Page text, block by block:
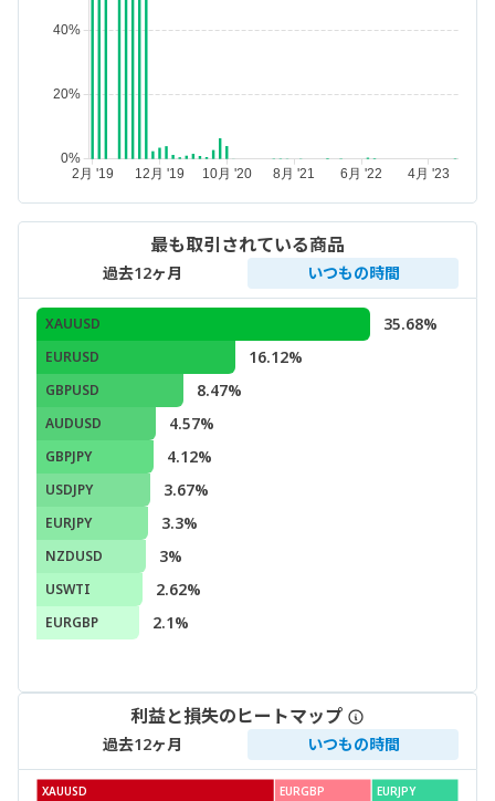
最も取引されている商品
過去12ヶ月 いつもの時間
XAUUSD 35.68%
EURUSD 16.12%
GBPUSD 8.47%
AUDUSD 4.57%
GBPJPY 4.12%
USDJPY 3.67%
EURJPY 3.3%
NZDUSD 3%
USWTI 2.62%
EURGBP 2.1%
利益と損失のヒートマップ
過去12ヶ月 いつもの時間
XAUUSD EURGBP
EURJPY